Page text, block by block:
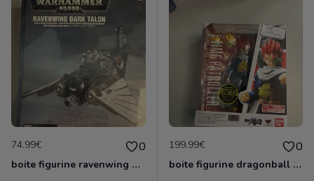
74.99€ 0
boite figurine ravenwing dark talon gamesworshop neuf blister
199.99€ 0
boite figurine dragonball z shfiguarts neuve scelle